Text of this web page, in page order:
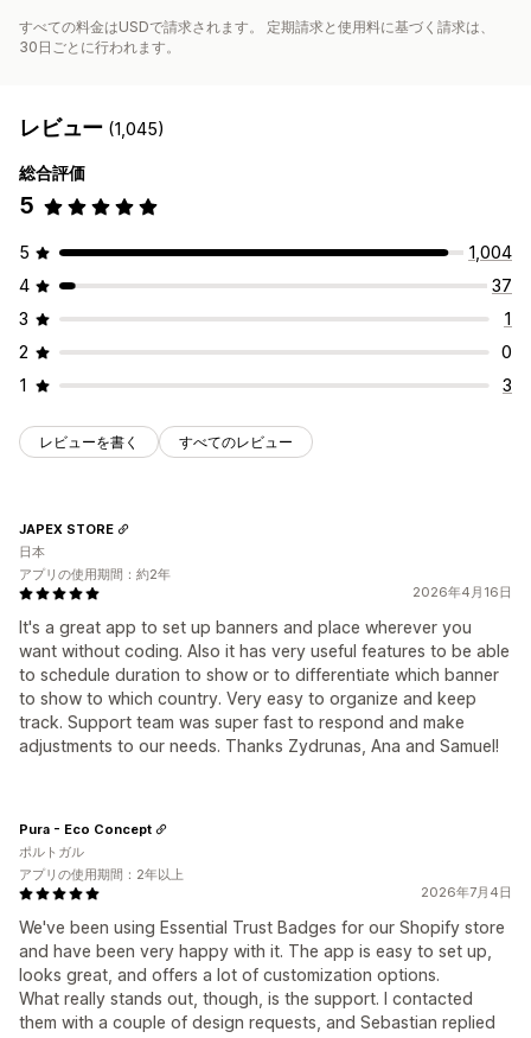
すべての料金はUSDで請求されます。 定期請求と使用料に基づく請求は、
30日ごとに行われます。
レビュー (1,045)
総合評価
5
5
1,004
4
37
3
1
2
0
1
3
レビューを書く すべてのレビュー
2026年4月16日
It's a great app to set up banners and place wherever you
want without coding. Also it has very useful features to be able
to schedule duration to show or to differentiate which banner
to show to which country. Very easy to organize and keep
track. Support team was super fast to respond and make
adjustments to our needs. Thanks Zydrunas, Ana and Samuel!
JAPEX STORE
日本
アプリの使用期間：約2年
2026年7月4日
We've been using Essential Trust Badges for our Shopify store
and have been very happy with it. The app is easy to set up,
looks great, and offers a lot of customization options.
What really stands out, though, is the support. I contacted
them with a couple of design requests, and Sebastian replied
Pura - Eco Concept
ポルトガル
アプリの使用期間：2年以上